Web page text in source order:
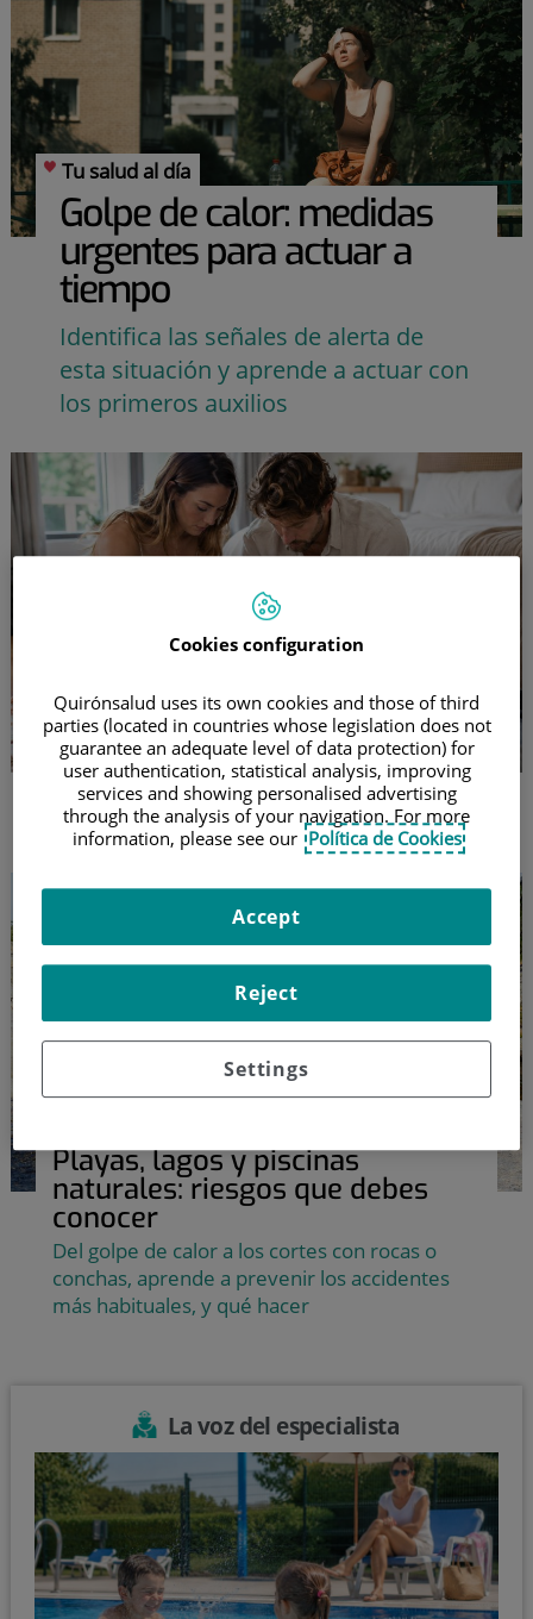
Tu salud al día
Golpe de calor: medidas
urgentes para actuar a
tiempo
Identifica las señales de alerta de
esta situación y aprende a actuar con
los primeros auxilios
Tu salud al día
Botiquín de viaje: cómo
adaptarlo según tu destino
No todos los viajes necesitan el mismo
botiquín: qué debes llevar según dónde vayas
Playas, lagos y piscinas
naturales: riesgos que debes
conocer
Del golpe de calor a los cortes con rocas o
conchas, aprende a prevenir los accidentes
más habituales, y qué hacer
La voz del especialista
Cookies configuration
Quirónsalud uses its own cookies and those of third
parties (located in countries whose legislation does not
guarantee an adequate level of data protection) for
user authentication, statistical analysis, improving
services and showing personalised advertising
through the analysis of your navigation. For more
information, please see our Política de Cookies
Settings
Reject
Accept